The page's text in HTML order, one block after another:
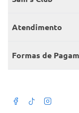
Encontre um Clube
Seja sócio
Member’s Mark
Atendimento
Fale conosco
Atendimento em
Formas de